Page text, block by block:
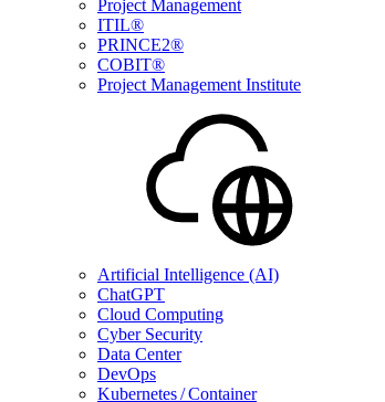
Project Management
ITIL®
PRINCE2®
COBIT®
Project Management Institute
Artificial Intelligence (AI)
ChatGPT
Cloud Computing
Cyber Security
Data Center
DevOps
Kubernetes / Container